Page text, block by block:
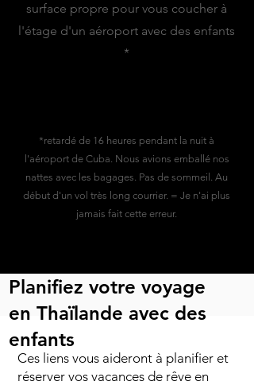
surface propre pour vous coucher à
l'étage d'un aéroport avec des enfants
*
*retardé de 16 heures pendant la nuit à
l'aéroport de Cuba. Nous avions emballé nos
nattes avec les bagages. Pas de sommeil. Au
début d'un vol très long courrier. = Je n'ai plus
jamais fait cette erreur.
Planifiez votre voyage
en Thaïlande avec des
enfants
Ces liens vous aideront à planifier et
réserver vos vacances de rêve en